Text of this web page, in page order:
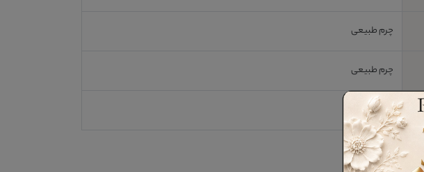
چرم طبیعی
چرم طبیعی
40 میلیمتر